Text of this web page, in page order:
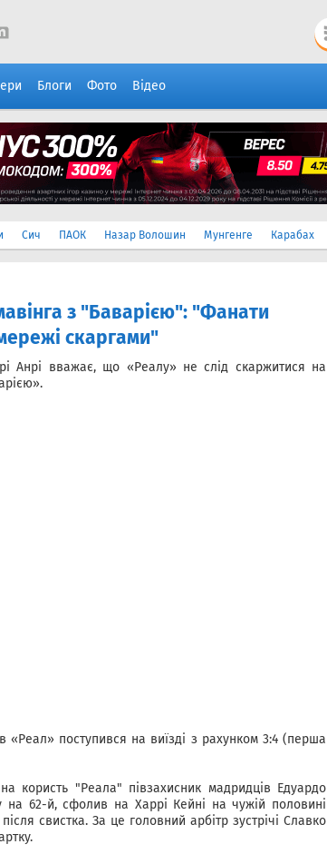
Блоги Фото Відео
Сич ПАОК Назар Волошин Мунгенге Карабах
з "Баварією": "Фанати
скаргами"
Анрі вважає, що «Реалу» не слід скаржитися на
«Реал» поступився на виїзді з рахунком 3:4 (перша
користь "Реала" півзахисник мадридців Едуардо
на 62-й, сфолив на Харрі Кейні на чужій половині
свистка. За це головний арбітр зустрічі Славко